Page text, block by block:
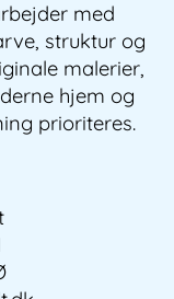
med
struktur og
malerier,
hjem og
prioriteres.